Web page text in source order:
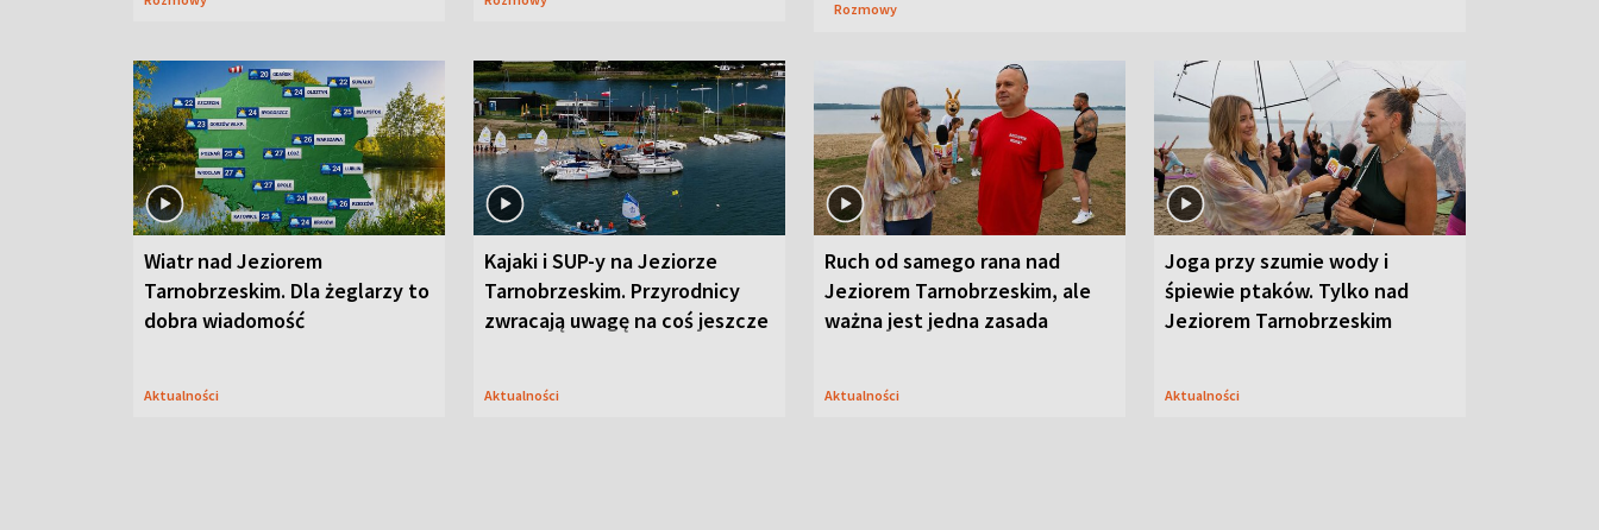
Rozmowy
Wiatr nad Jeziorem
Tarnobrzeskim. Dla żeglarzy to
dobra wiadomość
Aktualności
Kajaki i SUP-y na Jeziorze
Tarnobrzeskim. Przyrodnicy
zwracają uwagę na coś jeszcze
Aktualności
Ruch od samego rana nad
Jeziorem Tarnobrzeskim, ale
ważna jest jedna zasada
Aktualności
Joga przy szumie wody i
śpiewie ptaków. Tylko nad
Jeziorem Tarnobrzeskim
Aktualności